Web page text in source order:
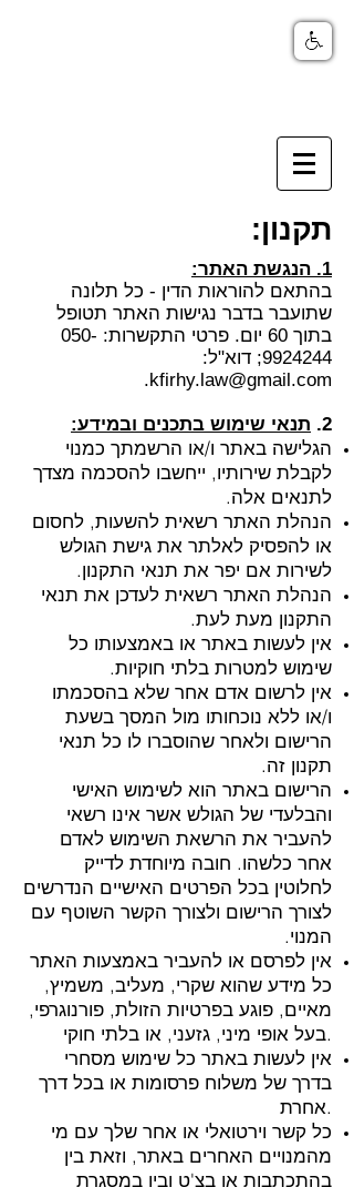
תקנון:
1. הנגשת האתר:
בהתאם להוראות הדין - כל תלונה
שתועבר בדבר נגישות האתר תטופל
בתוך 60 יום. פרטי התקשרות:
050-
9924244; דוא"ל:
kfirhy.law@gmail.com
.
2. תנאי שימוש בתכנים ובמידע:
הגלישה באתר ו/או הרשמתך כמנוי
לקבלת שירותיו, ייחשבו להסכמה מצדך
לתנאים אלה.
הנהלת האתר רשאית להשעות, לחסום
או להפסיק לאלתר את גישת הגולש
לשירות אם יפר את תנאי התקנון.
הנהלת האתר רשאית לעדכן את תנאי
התקנון מעת לעת.
אין לעשות באתר או באמצעותו כל
שימוש למטרות בלתי חוקיות.
אין לרשום אדם אחר שלא בהסכמתו
ו/או ללא נוכחותו מול המסך בשעת
הרישום ולאחר שהוסברו לו כל תנאי
תקנון זה.
הרישום באתר הוא לשימוש האישי
והבלעדי של הגולש אשר אינו רשאי
להעביר את הרשאת השימוש לאדם
אחר כלשהו. חובה מיוחדת לדייק
לחלוטין בכל הפרטים האישיים הנדרשים
לצורך הרישום ולצורך הקשר השוטף עם
המנוי.
אין לפרסם או להעביר באמצעות האתר
כל מידע שהוא שקרי, מעליב, משמיץ,
מאיים, פוגע בפרטיות הזולת, פורנוגרפי,
בעל אופי מיני, גזעני, או בלתי חוקי.
אין לעשות באתר כל שימוש מסחרי
בדרך של משלוח פרסומות או בכל דרך
אחרת.
כל קשר וירטואלי או אחר שלך עם מי
מהמנויים האחרים באתר, וזאת בין
בהתכתבות או בצ'ט ובין במסגרת